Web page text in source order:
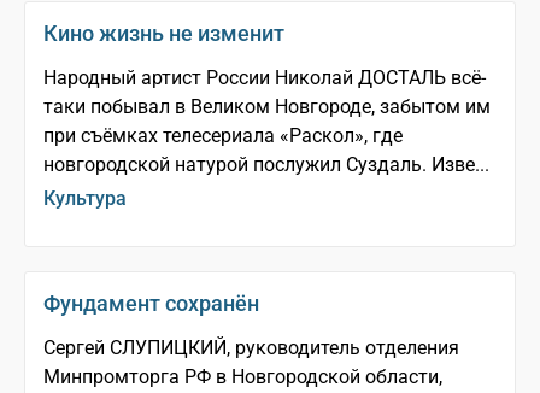
Кино жизнь не изменит
Народный артист России Николай ДОСТАЛЬ всё-
таки побывал в Великом Новгороде, забытом им
при съёмках телесериала «Раскол», где
новгородской натурой послужил Суздаль. Изве...
Культура
Фундамент сохранён
Сергей СЛУПИЦКИЙ, руководитель отделения
Минпромторга РФ в Новгородской области,